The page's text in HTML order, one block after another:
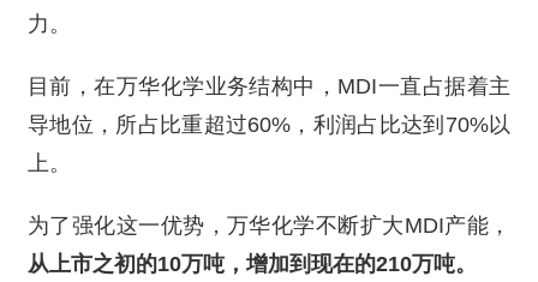
力。
目前，在万华化学业务结构中，MDI一直占据着主
导地位，所占比重超过60%，利润占比达到70%以
上。
为了强化这一优势，万华化学不断扩大MDI产能，
从上市之初的10万吨，增加到现在的210万吨。